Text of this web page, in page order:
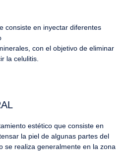
consiste en inyectar diferentes
con el objetivo de eliminar
la celulitis.
estético que consiste en
la piel de algunas partes del
se realiza generalmente en la zona